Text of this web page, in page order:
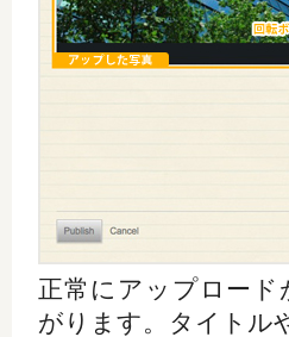
正常にアップロード
がります。タイトル